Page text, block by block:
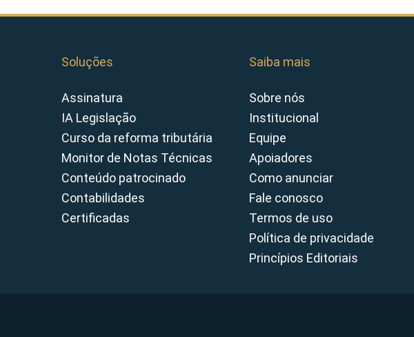
Soluções
Assinatura
IA Legislação
Curso da reforma tributária
Monitor de Notas Técnicas
Conteúdo patrocinado
Contabilidades
Certificadas
Saiba mais
Sobre nós
Institucional
Equipe
Apoiadores
Como anunciar
Fale conosco
Termos de uso
Política de privacidade
Princípios Editoriais